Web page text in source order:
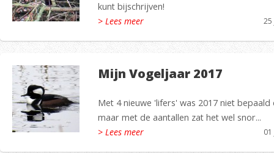
kunt bijschrijven!
> Lees meer
Mijn Vogeljaar 2017
Met 4 nieuwe 'lifers' was 2017 niet
maar met de aantallen zat het wel snor...
> Lees meer